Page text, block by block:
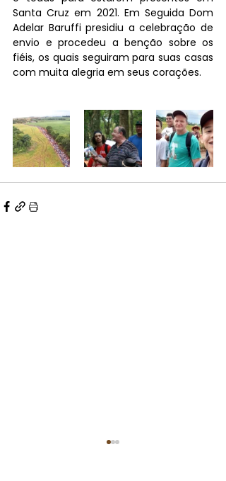
Santa Cruz em 2021. Em Seguida Dom
Adelar Baruffi presidiu a celebração de
envio e procedeu a benção sobre os
fiéis, os quais seguiram para suas casas
com muita alegria em seus corações.